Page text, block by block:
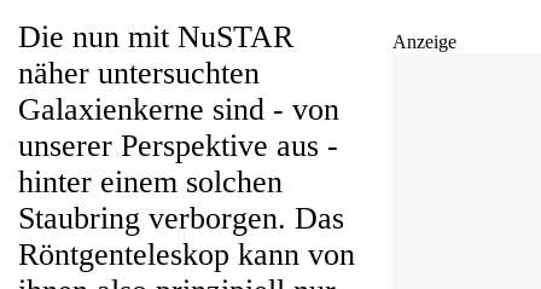
Anzeige
Die nun mit NuSTAR
näher untersuchten
Galaxienkerne sind - von
unserer Perspektive aus -
hinter einem solchen
Staubring verborgen. Das
Röntgenteleskop kann von